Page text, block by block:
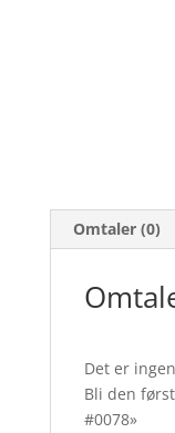
Omtaler (0)
Det er
Bli den
#0078»